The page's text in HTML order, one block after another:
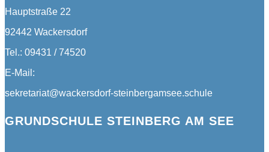
Hauptstraße 22
92442 Wackersdorf
Tel.: 09431 / 74520
E-Mail:
sekretariat@wackersdorf-steinbergamsee.schule
GRUNDSCHULE STEINBERG AM SEE